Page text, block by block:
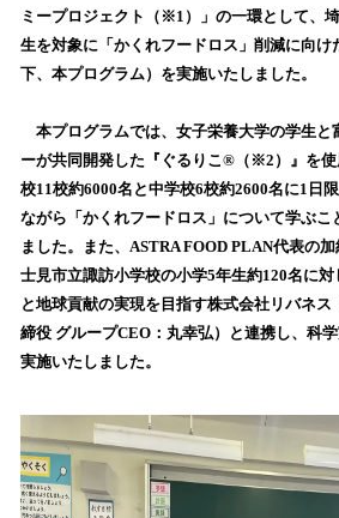
込
み
中
す
ミープロジェクト（※1）」の一環として、
生を対象に「かくれフードロス」削減に向け
下、本プログラム）を実施いたしました。
本プログラムでは、女子栄養大学の学生と
ーが共同開発した『ぐるりこ®（※2）』を
校11校約6000名と中学校6校約2600名に1日
ながら「かくれフードロス」について学ぶこ
ました。また、ASTRA FOOD PLAN代表の
士見市立諏訪小学校の小学5年生約120名に
と地球貢献の実現を目指す株式会社リバネス
締役 グループCEO：丸幸弘）と連携し、科
実施いたしました。